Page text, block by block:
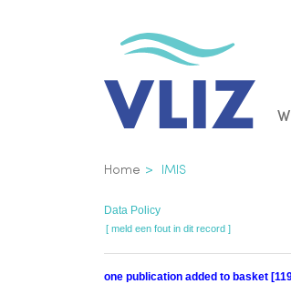
Kruimelpad
Home IMIS
Data Policy
[ meld een fout in dit record ]
one publication added to basket